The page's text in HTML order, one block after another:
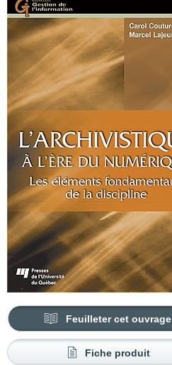
Feuilleter cet ouvrage
Fiche produit